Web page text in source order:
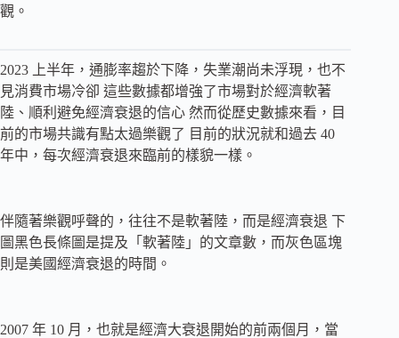
觀。
2023 上半年，通膨率趨於下降，失業潮尚未浮現，也不
見消費市場冷卻 這些數據都增強了市場對於經濟軟著
陸、順利避免經濟衰退的信心 然而從歷史數據來看，目
前的市場共識有點太過樂觀了 目前的狀況就和過去 40
年中，每次經濟衰退來臨前的樣貌一樣。
伴隨著樂觀呼聲的，往往不是軟著陸，而是經濟衰退 下
圖黑色長條圖是提及「軟著陸」的文章數，而灰色區塊
則是美國經濟衰退的時間。
2007 年 10 月，也就是經濟大衰退開始的前兩個月，當